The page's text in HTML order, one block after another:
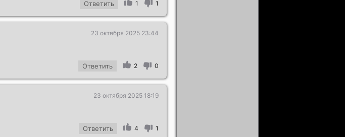
Ответить 1 1
23 октября 2025 23:44
Ответить 2 0
23 октября 2025 18:19
Ответить 4 1